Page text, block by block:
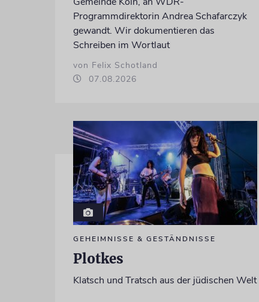
Programmdirektorin Andrea Schafarczyk
gewandt. Wir dokumentieren das
Schreiben im Wortlaut
von Felix Schotland
07.08.2026
GEHEIMNISSE & GESTÄNDNISSE
Plotkes
Klatsch und Tratsch aus der jüdischen Welt